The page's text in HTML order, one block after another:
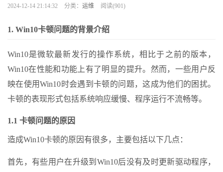
2024-12-14 21:14:32 分类： 运维 阅读(901)
1. Win10卡顿问题的背景介绍
Win10是微软最新发行的操作系统，相比于之前的版本，
Win10在性能和功能上有了明显的提升。然而，一些用户反
映在使用Win10时会遇到卡顿的问题，这成为他们的困扰。
卡顿的表现形式包括系统响应缓慢、程序运行不流畅等。
1.1 卡顿问题的原因
造成Win10卡顿的原因有很多，主要包括以下几点：
首先，有些用户在升级到Win10后没有及时更新驱动程序，